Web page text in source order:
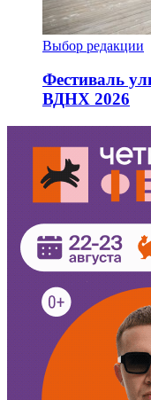
Выбор редакции
Фестиваль
ВДНХ 2026